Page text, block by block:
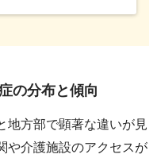
の分布と傾向
地方部で顕著な違いが見
や介護施設のアクセスが